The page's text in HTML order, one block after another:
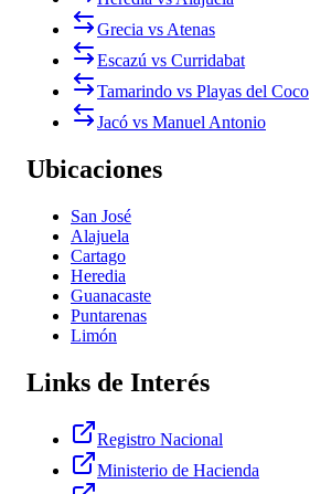
Grecia vs Atenas
Escazú vs Curridabat
Tamarindo vs Playas del Coco
Jacó vs Manuel Antonio
Ubicaciones
San José
Alajuela
Cartago
Heredia
Guanacaste
Puntarenas
Limón
Links de Interés
Registro Nacional
Ministerio de Hacienda